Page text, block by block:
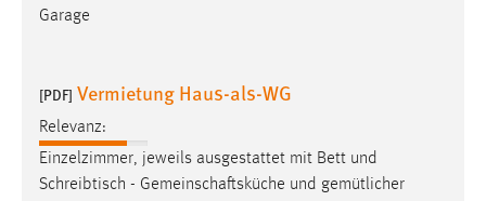
Garage
[PDF] Vermietung Haus-als-WG
Relevanz:
Einzelzimmer, jeweils ausgestattet mit Bett und
Schreibtisch - Gemeinschaftsküche und gemütlicher